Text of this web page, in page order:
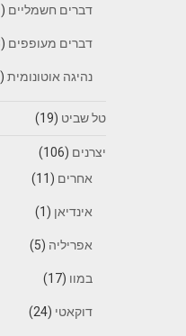
דברים חשמליים (1)
דברים מעופפים (8)
נהיגה אוטונומית(8)
טל שביט (19)
יצרנים (106)
אחרים (11)
אינדיאן (1)
אפריליה (5)
במוו (17)
דוקאטי (24)